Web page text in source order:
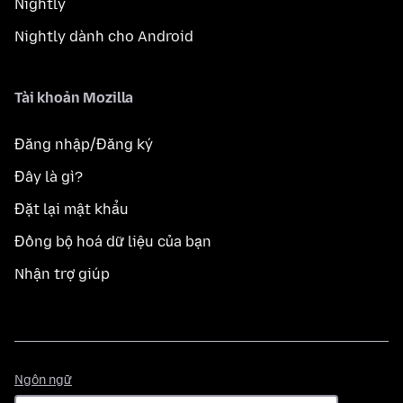
Nightly
Nightly dành cho Android
Tài khoản Mozilla
Đăng nhập/Đăng ký
Đây là gì?
Đặt lại mật khẩu
Đồng bộ hoá dữ liệu của bạn
Nhận trợ giúp
Ngôn ngữ
ngữ